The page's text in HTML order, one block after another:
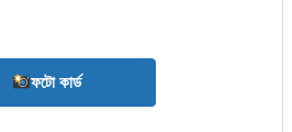
ফটো কার্ড